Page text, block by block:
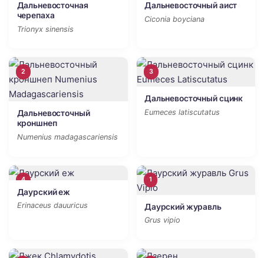
Дальневосточная
черепаха
Trionyx sinensis
Дальневосточный аист
Ciconia boyciana
2
Дальневосточный
кроншнеп
Numenius madagascariensis
3
Дальневосточный сцинк
Eumeces latiscutatus
4
Даурский еж
Erinaceus dauuricus
1
Даурский журавль
Grus vipio